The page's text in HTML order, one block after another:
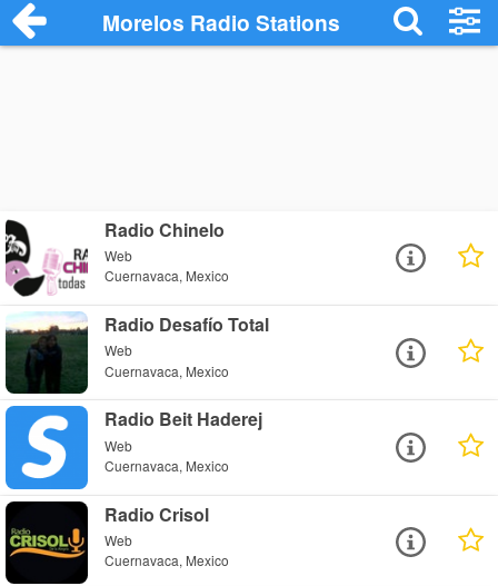
Morelos Radio Stations
Radio Chinelo
Web
Cuernavaca, Mexico
Radio Desafío Total
Web
Cuernavaca, Mexico
Radio Beit Haderej
Web
Cuernavaca, Mexico
Radio Crisol
Web
Cuernavaca, Mexico